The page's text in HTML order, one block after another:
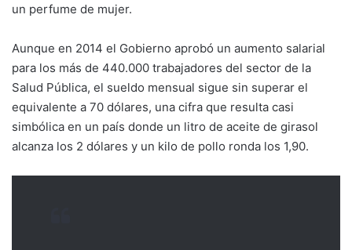
un perfume de mujer.
Aunque en 2014 el Gobierno aprobó un aumento salarial
para los más de 440.000 trabajadores del sector de la
Salud Pública, el sueldo mensual sigue sin superar el
equivalente a 70 dólares, una cifra que resulta casi
simbólica en un país donde un litro de aceite de girasol
alcanza los 2 dólares y un kilo de pollo ronda los 1,90.